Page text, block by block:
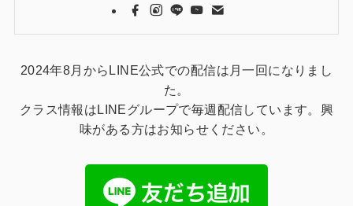
2024年8月からLINE公式での配信は月一回になりまし
た。
クラス情報はLINEグループで毎週配信しています。興
味がある方はお知らせください。